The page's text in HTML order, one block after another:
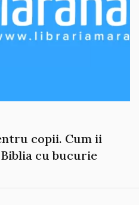
copii. Cum ii
cu bucurie